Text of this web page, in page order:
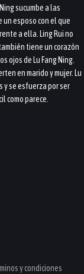
sucumbe a las
esposo con el que
a ella. Ling Rui no
tiene un corazón
ojos de Lu Fang Ning.
en marido y mujer. Lu
y se esfuerza por ser
como parece.
y condiciones